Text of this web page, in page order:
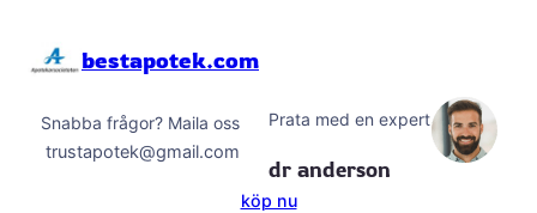
bestapotek.com
Snabba frågor? Maila oss
trustapotek@gmail.com
Prata med en expert
dr anderson
köp nu